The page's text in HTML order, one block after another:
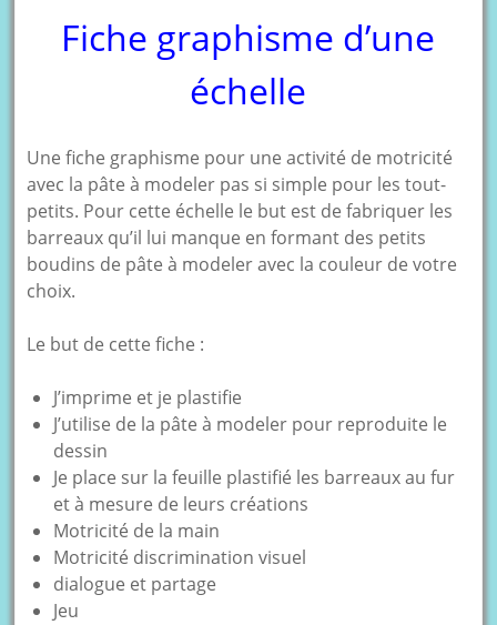
Fiche graphisme d’une
échelle
Une fiche graphisme pour une activité de motricité
avec la pâte à modeler pas si simple pour les tout-
petits. Pour cette échelle le but est de fabriquer les
barreaux qu’il lui manque en formant des petits
boudins de pâte à modeler avec la couleur de votre
choix.
Le but de cette fiche :
J’imprime et je plastifie
J’utilise de la pâte à modeler pour reproduite le
dessin
Je place sur la feuille plastifié les barreaux au fur
et à mesure de leurs créations
Motricité de la main
Motricité discrimination visuel
dialogue et partage
Jeu